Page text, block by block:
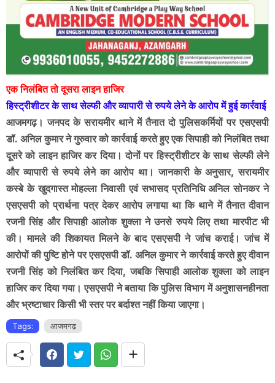
एक निलंबित तो दूसरा लाइन हाजिर
हिस्ट्रीशीटर के साथ सेल्फी और व्यापारी से रुपये लेने के आरोप में हुई कार्रवाई
आजमगढ़। जनपद के सरायमीर थाने में तैनात दो पुलिसकर्मियों पर एसएसपी
डॉ. अनिल कुमार ने गुरुवार को कार्रवाई करते हुए एक सिपाही को निलंबित तथा
दूसरे को लाइन हाजिर कर दिया। दोनों पर हिस्ट्रीशीटर के साथ सेल्फी लेने
और व्यापारी से रुपये लेने का आरोप था। जानकारी के अनुसार, सरायमीर
कस्बे के खुदगास्त मोहल्ला निवासी एवं सभासद प्रतिनिधि अनिल सोनकर ने
एसएसपी को प्रार्थना पत्र देकर आरोप लगाया था कि थाने में तैनात दीवान
रजनी सिंह और सिपाही आलोक शुक्ला ने उनसे रुपये लिए तथा मारपीट भी
की। मामले की शिकायत मिलने के बाद एसएसपी ने जांच कराई। जांच में
आरोपों की पुष्टि होने पर एसएसपी डॉ. अनिल कुमार ने कार्रवाई करते हुए दीवान
रजनी सिंह को निलंबित कर दिया, जबकि सिपाही आलोक शुक्ला को लाइन
हाजिर कर दिया गया। एसएसपी ने बताया कि पुलिस विभाग में अनुशासनहीनता
और भ्रष्टाचार किसी भी स्तर पर बर्दाश्त नहीं किया जाएगा।
Tags: आजमगढ़